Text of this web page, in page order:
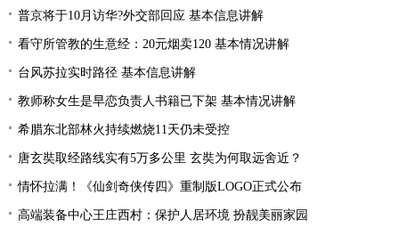
普京将于10月访华?外交部回应 基本信息讲解
看守所管教的生意经：20元烟卖120 基本情况讲解
台风苏拉实时路径 基本信息讲解
教师称女生是早恋负责人书籍已下架 基本情况讲解
希腊东北部林火持续燃烧11天仍未受控
唐玄奘取经路线实有5万多公里 玄奘为何取远舍近？
情怀拉满！《仙剑奇侠传四》重制版LOGO正式公布
高端装备中心王庄西村：保护人居环境 扮靓美丽家园